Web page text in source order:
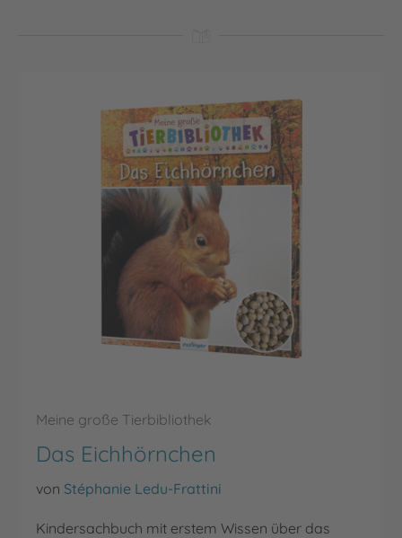
Meine große Tierbibliothek
Das Eichhörnchen
von Stéphanie Ledu-Frattini
Kindersachbuch mit erstem Wissen über das